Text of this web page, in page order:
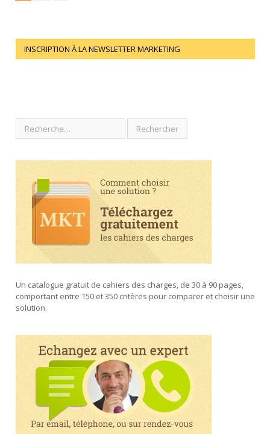
INSCRIPTION À LA NEWSLETTER MARKETING
Un catalogue gratuit de cahiers des charges, de 30 à 90 pages,
comportant entre 150 et 350 critères pour comparer et choisir une
solution.